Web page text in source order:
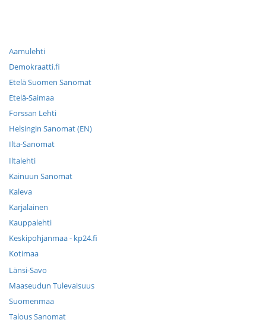
Aamulehti
Demokraatti.fi
Etelä Suomen Sanomat
Etelä-Saimaa
Forssan Lehti
Helsingin Sanomat (EN)
Ilta-Sanomat
Iltalehti
Kainuun Sanomat
Kaleva
Karjalainen
Kauppalehti
Keskipohjanmaa - kp24.fi
Kotimaa
Länsi-Savo
Maaseudun Tulevaisuus
Suomenmaa
Talous Sanomat